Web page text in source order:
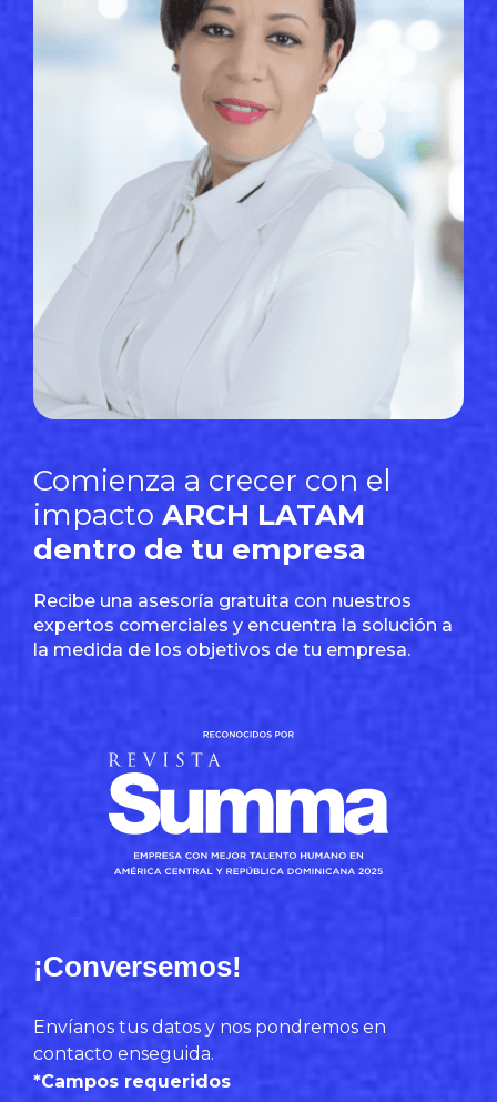
Comienza a crecer con el
impacto ARCH LATAM
dentro de tu empresa
Recibe una asesoría gratuita con nuestros
expertos comerciales y encuentra la solución a
la medida de los objetivos de tu empresa.
¡Conversemos!
Envíanos tus datos y nos pondremos en
contacto enseguida.
*Campos requeridos